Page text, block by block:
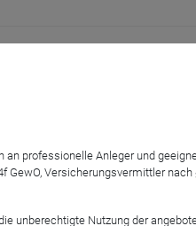
professionelle Anleger und
Versicherungsvermittler
unberechtigte Nutzung der